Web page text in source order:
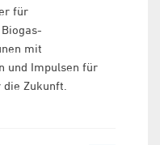
für
mit
und Impulsen für
Zukunft.